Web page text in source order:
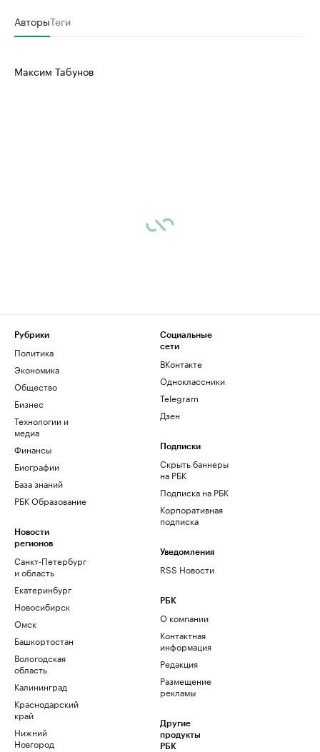
АвторыТеги
Максим Табунов
Рубрики
Политика
Экономика
Общество
Бизнес
Технологии и
медиа
Финансы
Биографии
База знаний
РБК Образование
Новости
регионов
Санкт-Петербург
и область
Екатеринбург
Новосибирск
Омск
Башкортостан
Вологодская
область
Калининград
Краснодарский
край
Нижний
Новгород
Социальные
сети
ВКонтакте
Одноклассники
Telegram
Дзен
Подписки
Скрыть баннеры
на РБК
Подписка на РБК
Корпоративная
подписка
Уведомления
RSS Новости
РБК
О компании
Контактная
информация
Редакция
Размещение
рекламы
Другие
продукты
РБК